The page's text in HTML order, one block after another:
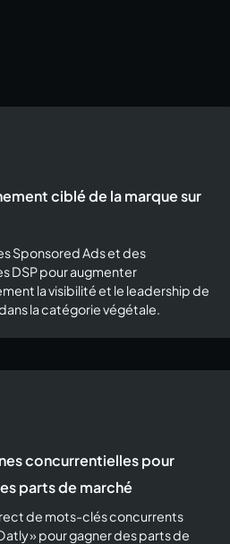
ciblé de la marque sur
Sponsored Ads et des
DSP pour augmenter
la visibilité et le leadership de
la catégorie végétale.
concurrentielles pour
parts de marché
de mots-clés concurrents
» pour gagner des parts de